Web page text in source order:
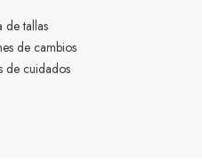
de tallas
de cambios
de cuidados